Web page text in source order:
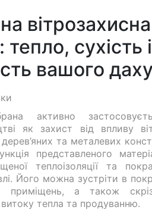
вітрозахисна
сухість і
вашого
активно
як захист від впливу
та металевих
представленого
теплоізоляції та
Його можна зустріти в
приміщень, а також
витоку тепла та продуванню.